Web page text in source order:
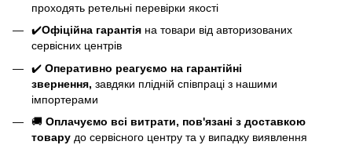
проходять ретельні перевірки якості
✔️Офіційна гарантія на товари від авторизованих
сервісних центрів
✔️ Оперативно реагуємо на гарантійні
звернення, завдяки плідній співпраці з нашими
імпортерами
🚚 Оплачуємо всі витрати, пов'язані з доставкою
товару до сервісного центру та у випадку виявлення